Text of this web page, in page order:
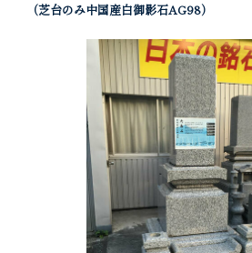
（芝台のみ中国産白御影石AG98）